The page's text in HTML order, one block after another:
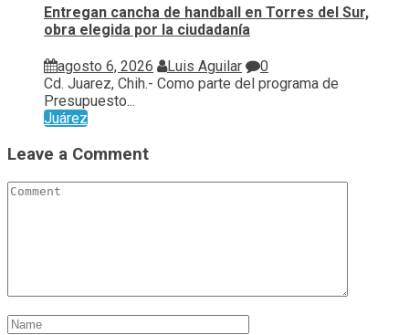
Entregan cancha de handball en Torres del Sur,
obra elegida por la ciudadanía
agosto 6, 2026 Luis Aguilar
0
Cd. Juarez, Chih.- Como parte del programa de
Presupuesto...
Juárez
Leave a Comment